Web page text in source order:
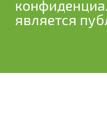
является